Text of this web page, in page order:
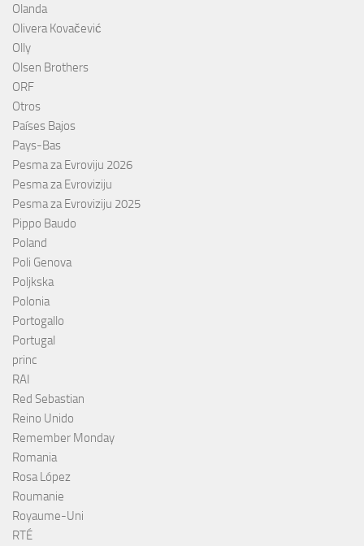
Olanda
Olivera Kovačević
Olly
Olsen Brothers
ORF
Otros
Países Bajos
Pays-Bas
Pesma za Evroviju 2026
Pesma za Evroviziju
Pesma za Evroviziju 2025
Pippo Baudo
Poland
Poli Genova
Poljkska
Polonia
Portogallo
Portugal
princ
RAI
Red Sebastian
Reino Unido
Remember Monday
Romania
Rosa López
Roumanie
Royaume-Uni
RTÉ